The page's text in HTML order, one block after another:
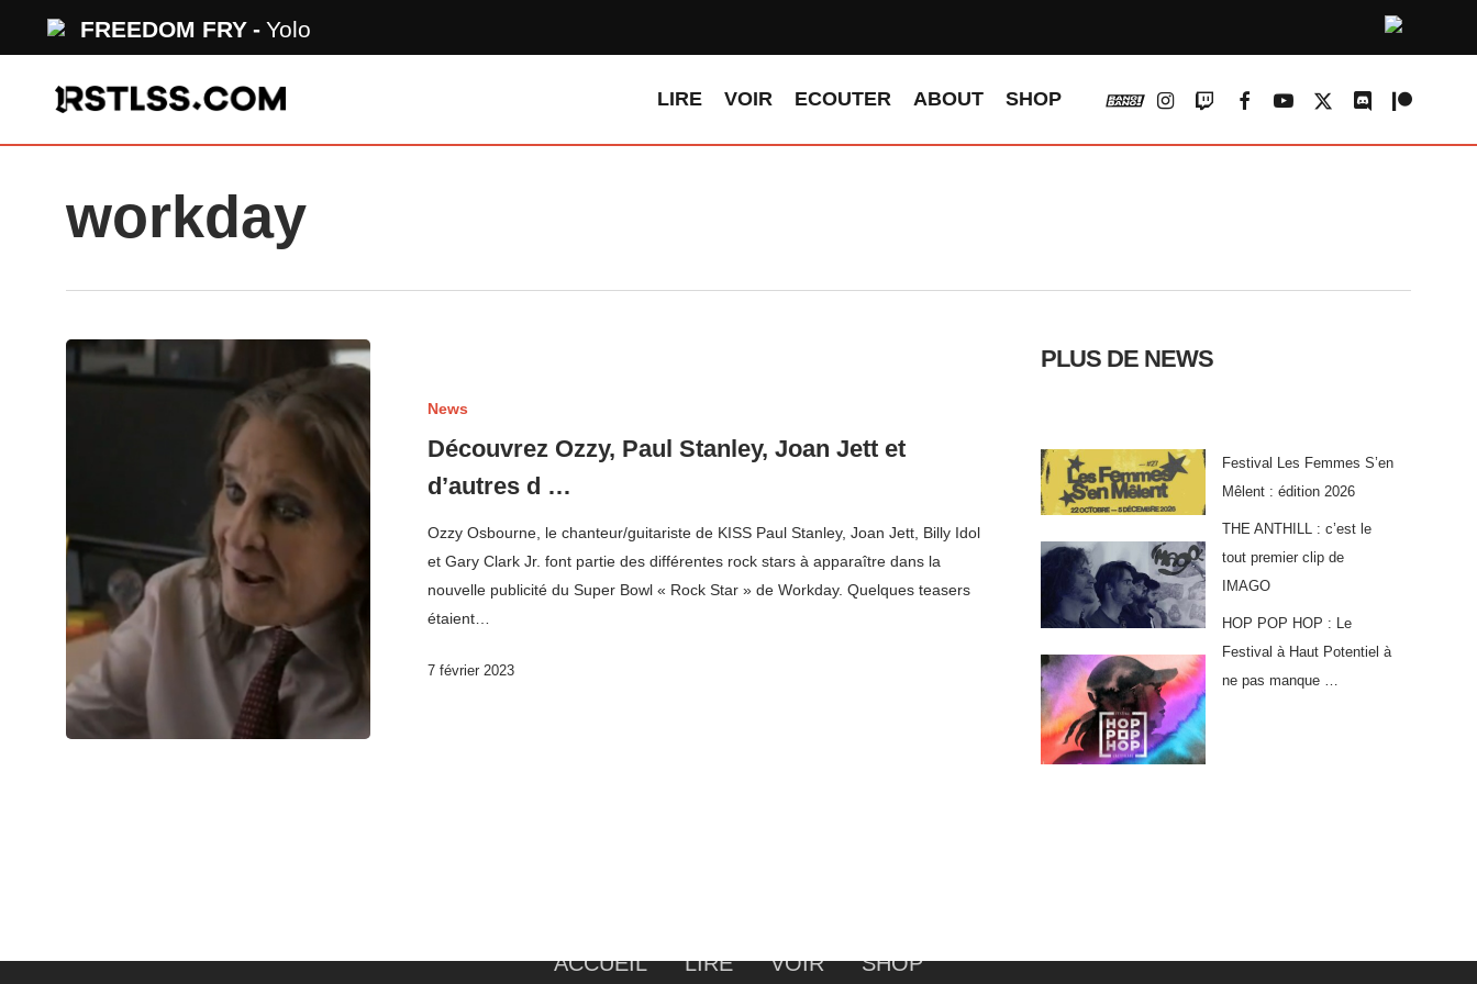
FREEDOM FRY Yolo
LIRE VOIR ECOUTER ABOUT SHOP vk instagram
twitchfacebookyoutube
x-
discordpatreon
workday
News
Découvrez Ozzy, Paul Stanley, Joan Jett et
d’autres d …
Ozzy Osbourne, le chanteur/guitariste de KISS Paul Stanley, Joan Jett, Billy Idol
et Gary Clark Jr. font partie des différentes rock stars à apparaître dans la
nouvelle publicité du Super Bowl « Rock Star » de Workday. Quelques teasers
étaient…
7 février 2023
PLUS DE NEWS
Festival Les Femmes S’en
Mêlent : édition 2026
THE ANTHILL : c’est le
tout premier clip de
IMAGO
HOP POP HOP : Le
Festival à Haut Potentiel à
ne pas manque …
ACCUEIL LIRE VOIR SHOP